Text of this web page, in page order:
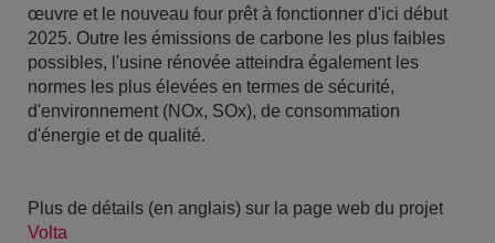
œuvre et le nouveau four prêt à fonctionner d'ici début
2025. Outre les émissions de carbone les plus faibles
possibles, l'usine rénovée atteindra également les
normes les plus élevées en termes de sécurité,
d'environnement (NOx, SOx), de consommation
d'énergie et de qualité.
Plus de détails (en anglais) sur la page web du projet
Volta